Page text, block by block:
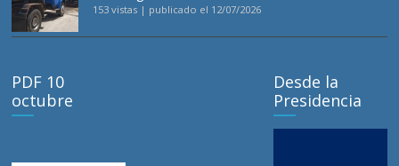
153 vistas | publicado el 12/07/2026
PDF 10
octubre
Desde la
Presidencia